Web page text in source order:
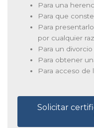
Para una
Para que
Para
por cualquier
Para un
Para obtener
Para acceso de
Solicitar